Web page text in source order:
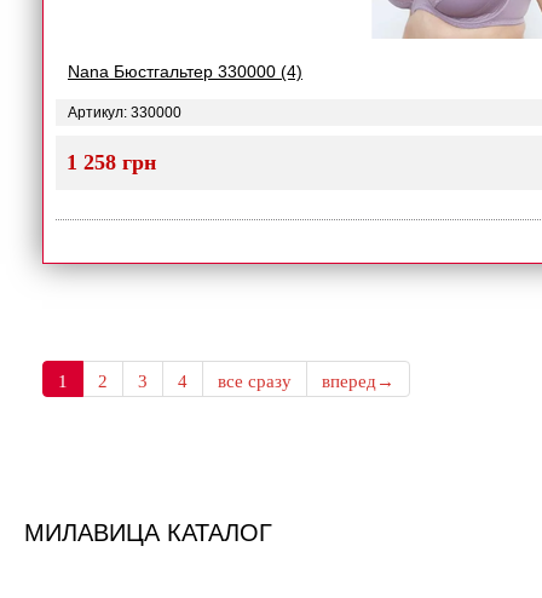
Nana Бюстгальтер 330000 (4)
Артикул: 330000
1 258 грн
1 2 3 4 все сразу вперед→
МИЛАВИЦА КАТАЛОГ